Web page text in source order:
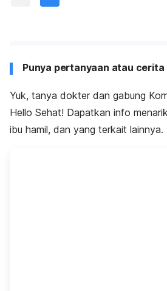
Punya pertanyaan atau
Yuk, tanya dokter dan gabung
Hello Sehat! Dapatkan info
ibu hamil, dan yang terkait lainnya.